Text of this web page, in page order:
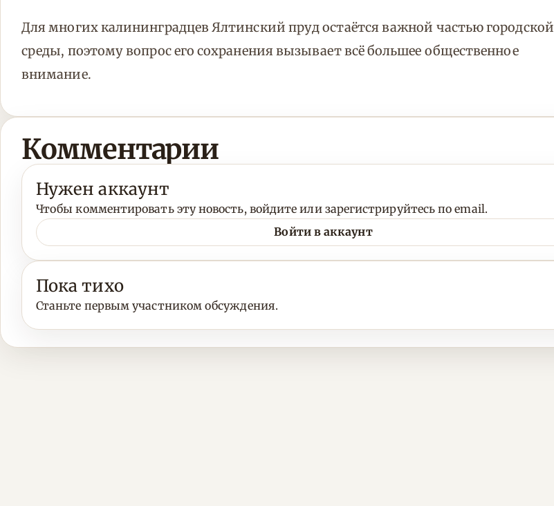
Для многих калининградцев Ялтинский пруд остаётся важной частью городской
среды, поэтому вопрос его сохранения вызывает всё большее общественное
внимание.
Комментарии
Нужен аккаунт
Чтобы комментировать эту новость, войдите или зарегистрируйтесь по email.
Войти в аккаунт
Пока тихо
Станьте первым участником обсуждения.